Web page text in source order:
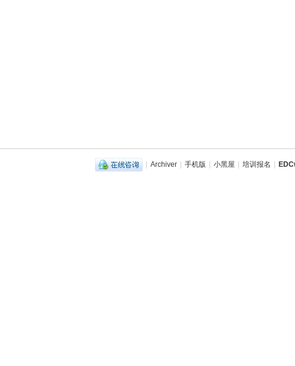
| Archiver | 手机版 | 小黑屋 | 培训报名 |